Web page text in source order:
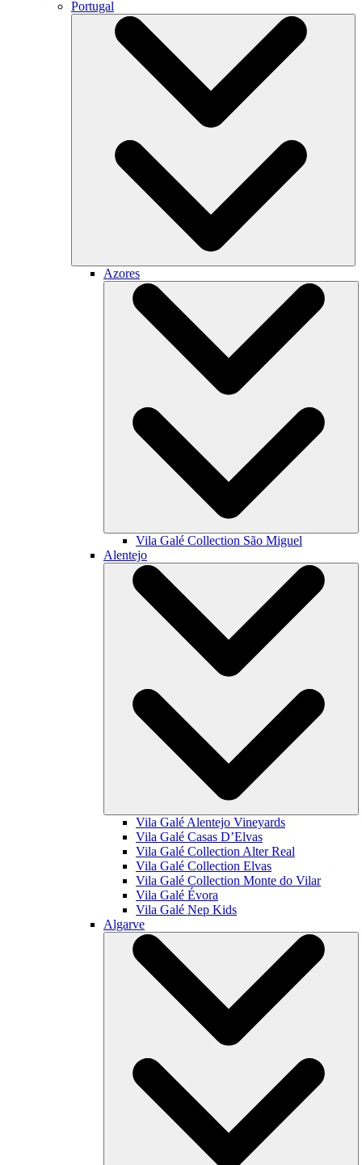
Portugal
Azores
Vila Galé Collection São Miguel
Alentejo
Vila Galé Alentejo Vineyards
Vila Galé Casas D’Elvas
Vila Galé Collection Alter Real
Vila Galé Collection Elvas
Vila Galé Collection Monte do Vilar
Vila Galé Évora
Vila Galé Nep Kids
Algarve